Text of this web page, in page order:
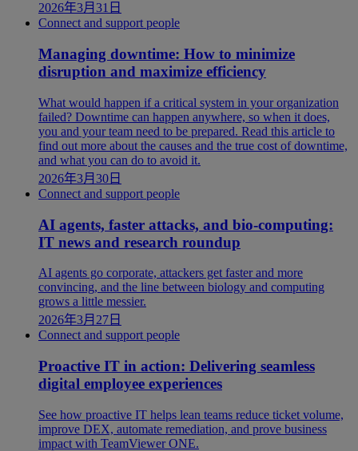
2026年3月31日
Connect and support people
Managing downtime: How to minimize
disruption and maximize efficiency
What would happen if a critical system in your organization
failed? Downtime can happen anywhere, so when it does,
you and your team need to be prepared. Read this article to
find out more about the causes and the true cost of downtime,
and what you can do to avoid it.
2026年3月30日
Connect and support people
AI agents, faster attacks, and bio-computing:
IT news and research roundup
AI agents go corporate, attackers get faster and more
convincing, and the line between biology and computing
grows a little messier.
2026年3月27日
Connect and support people
Proactive IT in action: Delivering seamless
digital employee experiences
See how proactive IT helps lean teams reduce ticket volume,
improve DEX, automate remediation, and prove business
impact with TeamViewer ONE.